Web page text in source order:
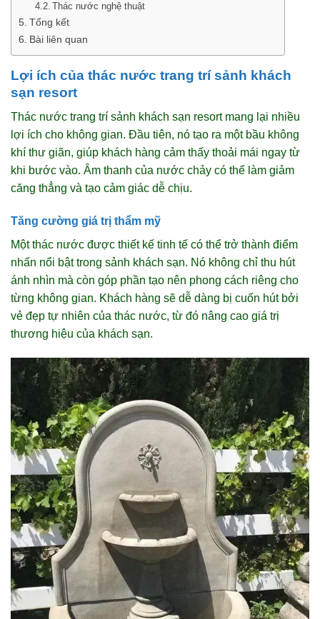
Thác nước nghệ thuật
Tổng kết
Bài liên quan
Lợi ích của thác nước trang trí sảnh khách
sạn resort
Thác nước trang trí sảnh khách sạn resort mang lại nhiều
lợi ích cho không gian. Đầu tiên, nó tạo ra một bầu không
khí thư giãn, giúp khách hàng cảm thấy thoải mái ngay từ
khi bước vào. Âm thanh của nước chảy có thể làm giảm
căng thẳng và tạo cảm giác dễ chịu.
Tăng cường giá trị thẩm mỹ
Một thác nước được thiết kế tinh tế có thể trở thành điểm
nhấn nổi bật trong sảnh khách sạn. Nó không chỉ thu hút
ánh nhìn mà còn góp phần tạo nên phong cách riêng cho
từng không gian. Khách hàng sẽ dễ dàng bị cuốn hút bởi
vẻ đẹp tự nhiên của thác nước, từ đó nâng cao giá trị
thương hiệu của khách sạn.